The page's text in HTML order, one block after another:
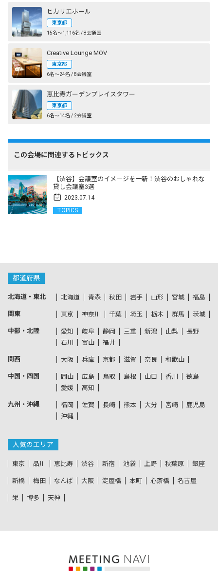
ヒカリエホール
東京都
15名〜1,116名 / 8会議室
Creative Lounge MOV
東京都
6名〜24名 / 8会議室
恵比寿ガーデンプレイスタワー
東京都
6名〜14名 / 2会議室
この会場に関連するトピックス
【渋谷】会議室のイメージを一新！渋谷のおしゃれな
貸し会議室3選
2023.07.14
TOPICS
都道府県
北海道・東北 北海道 青森 秋田 岩手 山形 宮城 福島
関東 東京 神奈川 千葉 埼玉 栃木 群馬 茨城
中部・北陸 愛知 岐阜 静岡 三重 新潟 山梨
長野
石川
富山 福井
関西 大阪 兵庫 京都 滋賀 奈良 和歌山
中国・四国 岡山 広島 鳥取 島根 山口 香川
徳島
愛媛
高知
九州・沖縄 福岡 佐賀 長崎 熊本 大分 宮崎
鹿児島
沖縄
人気のエリア
東京 品川 恵比寿 渋谷 新宿 池袋 上野 秋葉原 銀座
新橋 梅田 なんば 大阪 淀屋橋 本町 心斎橋 名古屋
栄 博多 天神